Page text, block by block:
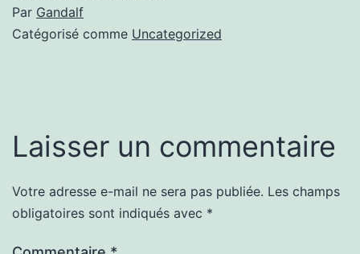
Par Gandalf
Catégorisé comme Uncategorized
Laisser un commentaire
Votre adresse e-mail ne sera pas publiée. Les champs
obligatoires sont indiqués avec *